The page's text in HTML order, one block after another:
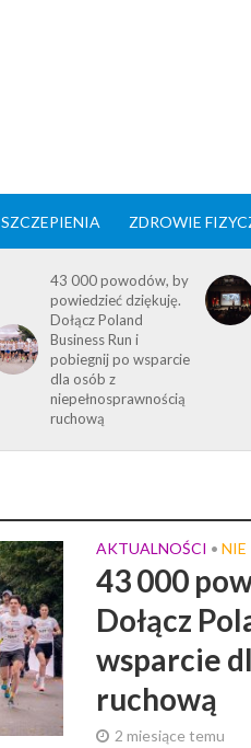
SZCZEPIENIA ZDROWIE
43 000 powodów, by
powiedzieć dziękuję.
Dołącz Poland
Business Run i
pobiegnij po wsparcie
dla osób z
niepełnosprawnością
ruchową
AKTUALNOŚCI • NIE
43 000
Dołącz
wsparcie
ruchową
2 miesiące temu